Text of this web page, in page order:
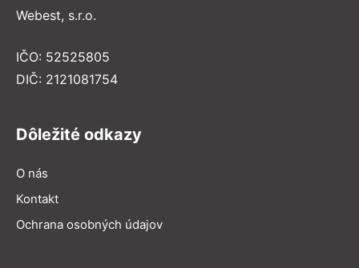
Webest, s.r.o.
IČO: 52525805
DIČ: 2121081754
Dôležité odkazy
O nás
Kontakt
Ochrana osobných údajov